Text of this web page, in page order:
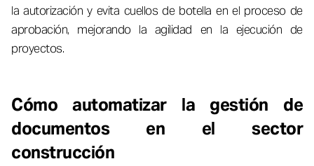
la autorización y evita cuellos de botella en el proceso de
aprobación, mejorando la agilidad en la ejecución de
proyectos.
Cómo automatizar la gestión de
documentos en el sector
construcción